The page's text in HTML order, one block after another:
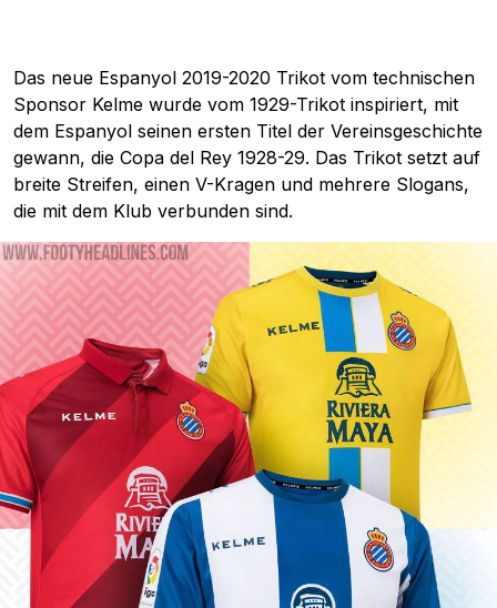
Das neue Espanyol 2019-2020 Trikot vom technischen
Sponsor Kelme wurde vom 1929-Trikot inspiriert, mit
dem Espanyol seinen ersten Titel der Vereinsgeschichte
gewann, die Copa del Rey 1928-29. Das Trikot setzt auf
breite Streifen, einen V-Kragen und mehrere Slogans,
die mit dem Klub verbunden sind.